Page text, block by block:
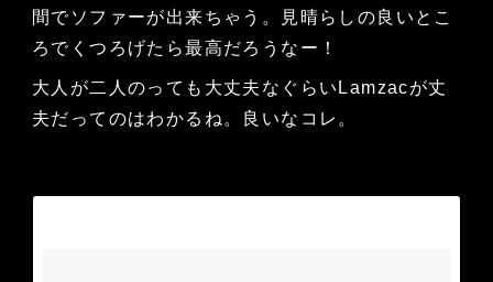
間でソファーが出来ちゃう。見晴らしの良いとこ
ろでくつろげたら最高だろうなー！
大人が二人のっても大丈夫なぐらいLamzacが丈
夫だってのはわかるね。良いなコレ。